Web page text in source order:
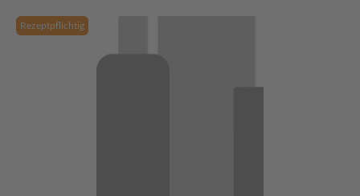
Rezeptpflichtig